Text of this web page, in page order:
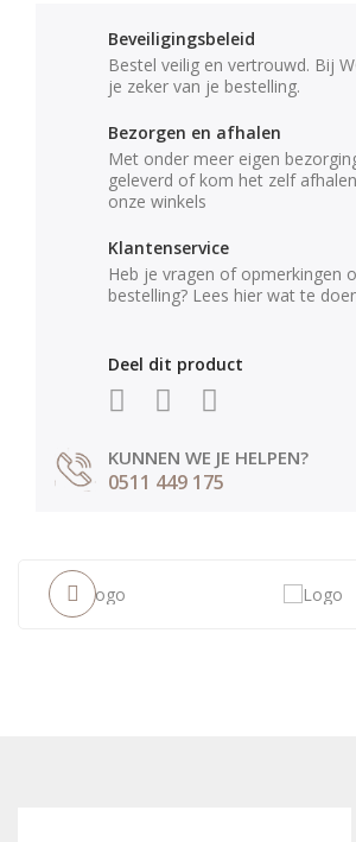
Beveiligingsbeleid
Bestel veilig en vertrouwd. Bij
je zeker van je bestelling.
Bezorgen en afhalen
Met onder meer eigen
geleverd of kom het zelf
onze winkels
Klantenservice
Heb je vragen of opmerkingen
bestelling? Lees hier wat te
Deel dit product
KUNNEN WE JE HELPEN?
0511 449 175